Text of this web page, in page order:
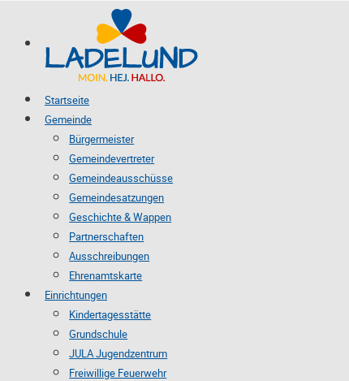
Startseite
Gemeinde
Bürgermeister
Gemeindevertreter
Gemeindeausschüsse
Gemeindesatzungen
Geschichte & Wappen
Partnerschaften
Ausschreibungen
Ehrenamtskarte
Einrichtungen
Kindertagesstätte
Grundschule
JULA Jugendzentrum
Freiwillige Feuerwehr